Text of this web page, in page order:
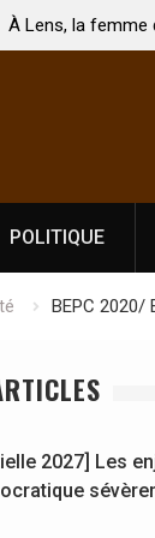
Coopération: Le
Abidjan pour la
POLITIQUE
BEPC 2020/
2027] Les